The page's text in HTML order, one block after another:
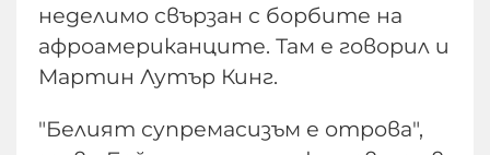
неделимо свързан с борбите на
афроамериканците. Там е говорил и
Мартин Лутър Кинг.
"Белият супремасизъм е отрова",